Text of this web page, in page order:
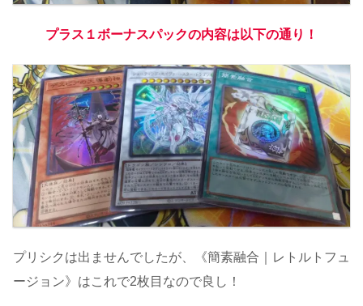
プラス１ボーナスパックの内容は以下の通り！
プリシクは出ませんでしたが、《簡素融合｜レトルトフュ
ージョン》はこれで2枚目なので良し！